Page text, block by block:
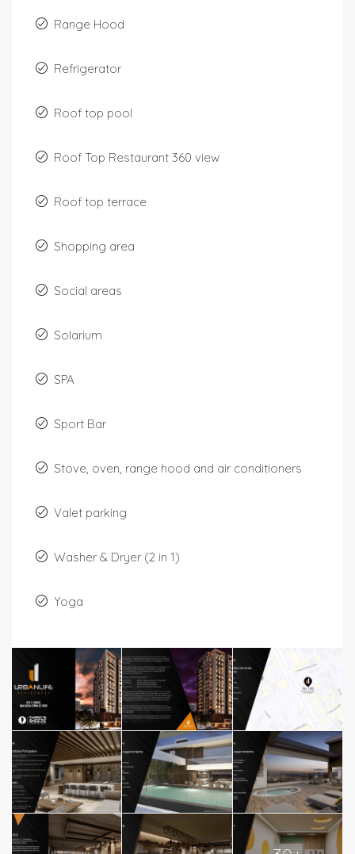
Range Hood
Refrigerator
Roof top pool
Roof Top Restaurant 360 view
Roof top terrace
Shopping area
Social areas
Solarium
SPA
Sport Bar
Stove, oven, range hood and air conditioners
Valet parking
Washer & Dryer (2 in 1)
Yoga